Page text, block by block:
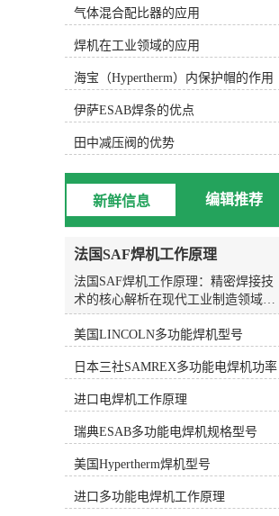
线金属材料，如钢板、铝板、不锈钢
等。在焊接行业中，KOIKE小池划线
嘴可以用于焊接前的准备工作，如划
KOIKE小池划线嘴可以用于划线和切
割船体结构，提高造船工作的精度和
效率。 总的来说，KOIKE小池划
线嘴是一种由日本KOIKE公司生产的
切割设备配件，具有高精度的切割效
果、耐用性和稳定性。它广泛应用于
金属加工、焊接、造船等行业，用于
切割和划线工作。KOIKE小池划线嘴
的特点包括高精度的切割效果、耐用
性和稳定性，易于更换和调整。它的
应用范围涵盖金属加工、焊接、造船
等领域，能够提高工作效率和精度。
气体混合配比器的应用
焊机在工业领域的应用
海宝（Hypertherm）内保护帽的作用
伊萨ESAB焊条的优点
田中减压阀的优势
新鲜信息 编辑推荐
法国SAF焊机工作原理
法国SAF焊机工作原理：精密焊接技
术的核心解析在现代工业制造领域，
焊接技术作为材料连接的关键工艺，
其质量直接决定了结构件的安全性与
知名品牌，法国SAF焊机凭借其稳定
的性能与先进的技术，在船舶制造、
管道工程、压力容器及重型机械等行
业中得到了广泛应用。理解SAF焊机
的工作原理，不仅有助于操作人员更
好地发挥设备性能，也能为企业在工
艺选型与质量控制方面提供科学依
据。SAF焊机涵盖多种焊接模式，其
美国LINCOLN多功能焊机型号
日本三社SAMREX多功能电焊机功率
进口电焊机工作原理
瑞典ESAB多功能电焊机规格型号
美国Hypertherm焊机型号
进口多功能电焊机工作原理